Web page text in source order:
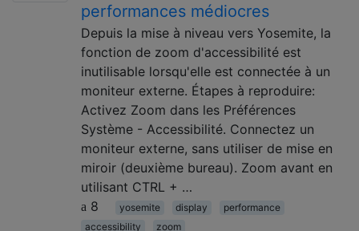
performances médiocres
Depuis la mise à niveau vers Yosemite, la
fonction de zoom d'accessibilité est
inutilisable lorsqu'elle est connectée à un
moniteur externe. Étapes à reproduire:
Activez Zoom dans les Préférences
Système - Accessibilité. Connectez un
moniteur externe, sans utiliser de mise en
miroir (deuxième bureau). Zoom avant en
utilisant CTRL + …
8
yosemite display
performance
accessibility
zoom